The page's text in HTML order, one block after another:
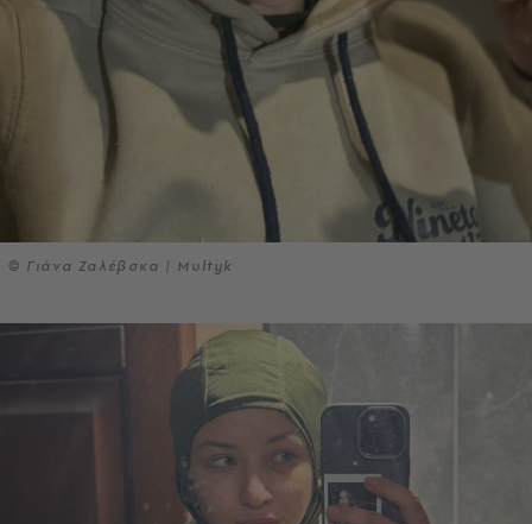
© Γιάνα Ζαλέβσκα | Multyk